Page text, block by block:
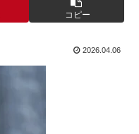
コピー
2026.04.06